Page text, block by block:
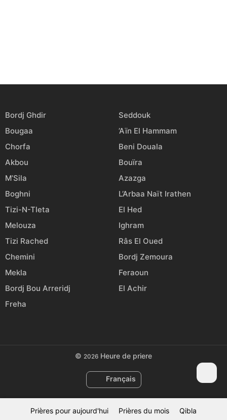
Prières pour aujourd'hui Prières du mois Qibla
Bordj Ghdir
Seddouk
Bougaa
’Aïn El Hammam
Chorfa
Beni Douala
Akbou
Bouïra
M’Sila
Azazga
Boghni
L’Arbaa Naït Irathen
Tizi-N-Tleta
El Hed
Melouza
Ighram
Tizi Rached
Râs El Oued
Chemini
Bordj Zemoura
Mekla
Feraoun
Bordj Bou Arreridj
El Achir
Freha
© 2026 Heure de priere
Français